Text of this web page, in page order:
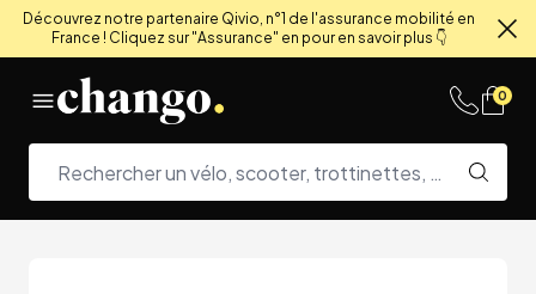
Découvrez notre partenaire Qivio, n°1 de l'assurance mobilité en
France ! Cliquez sur "Assurance" en pour en savoir plus 👇
0